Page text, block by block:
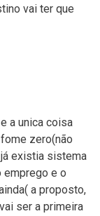
vai ter que
a unica coisa
zero(não
existia sistema
emprego e o
a proposto,
ser a primeira